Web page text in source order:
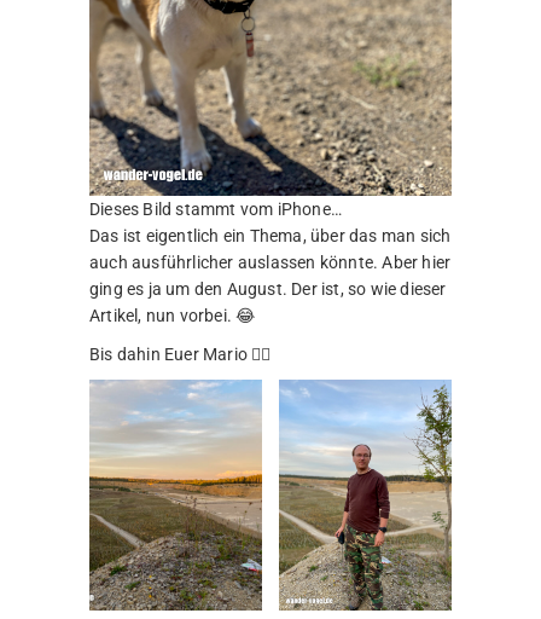
Dieses Bild stammt vom iPhone…
Das ist eigentlich ein Thema, über das man sich
auch ausführlicher auslassen könnte. Aber hier
ging es ja um den August. Der ist, so wie dieser
Artikel, nun vorbei. 😂
Bis dahin Euer Mario 🙋‍♂️